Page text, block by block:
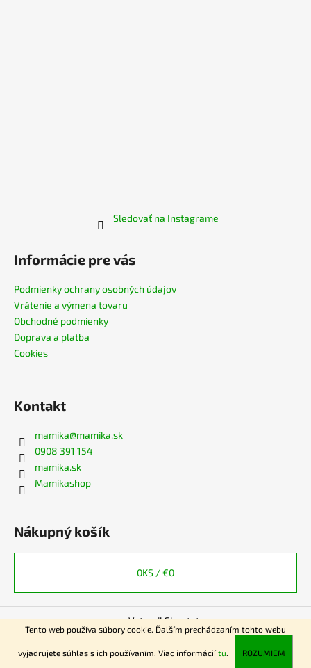
Tento web používa súbory cookie. Ďalším prechádzaním tohto webu
vyjadrujete súhlas s ich používaním. Viac informáciítu. ROZUMIEM
Sledovať na Instagrame
Informácie pre vás
Podmienky ochrany osobných údajov
Vrátenie a výmena tovaru
Obchodné podmienky
Doprava a platba
Cookies
Kontakt
mamika@mamika.sk
0908 391 154
mamika.sk
Mamikashop
Nákupný košík
0KS /€0
Vytvoril Shoptet
Získajte zľavu 5eur